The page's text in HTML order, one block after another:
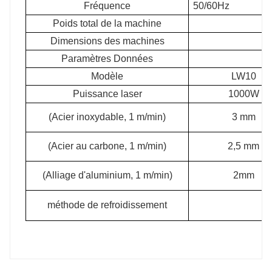
Fréquence
50/60Hz
Poids total de la machine
Dimensions des machines
Paramètres Données
Modèle
LW10
Puissance laser
1000W
(Acier inoxydable, 1 m/min) 3 mm
(Acier au carbone, 1 m/min) 2,5 mm
(Alliage d'aluminium, 1 m/min) 2mm
méthode de refroidissement